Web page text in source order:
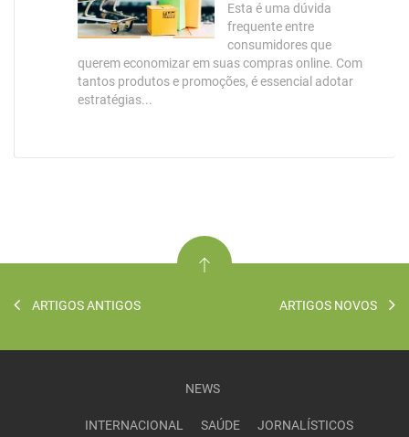
Esta é uma dúvida
frequente entre
consumidores que
querem economizar em suas compras online. Com
tantos produtos e promoções, é essencial adotar
estratégias...
ARTIGOS ANTIGOS ARTIGOS NOVOS
NEWS
INTERNACIONAL SAÚDE JORNALÍSTICOS